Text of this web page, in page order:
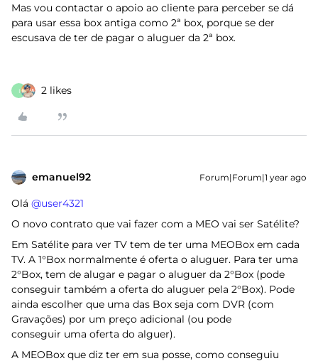
Mas vou contactar o apoio ao cliente para perceber se dá
para usar essa box antiga como 2ª box, porque se der
escusava de ter de pagar o aluguer da 2ª box.
I 2 likes
emanuel92 Forum|Forum|1 year ago
Olá ​ @user4321
O novo contrato que vai fazer com a MEO vai ser Satélite?
Em Satélite para ver TV tem de ter uma MEOBox em cada
TV. A 1°Box normalmente é oferta o aluguer. Para ter uma
2°Box, tem de alugar e pagar o aluguer da 2°Box (pode
conseguir também a oferta do aluguer pela 2°Box). Pode
ainda escolher que uma das Box seja com DVR (com
Gravações) por um preço adicional (ou pode
conseguir uma oferta do alguer).
A MEOBox que diz ter em sua posse, como conseguiu